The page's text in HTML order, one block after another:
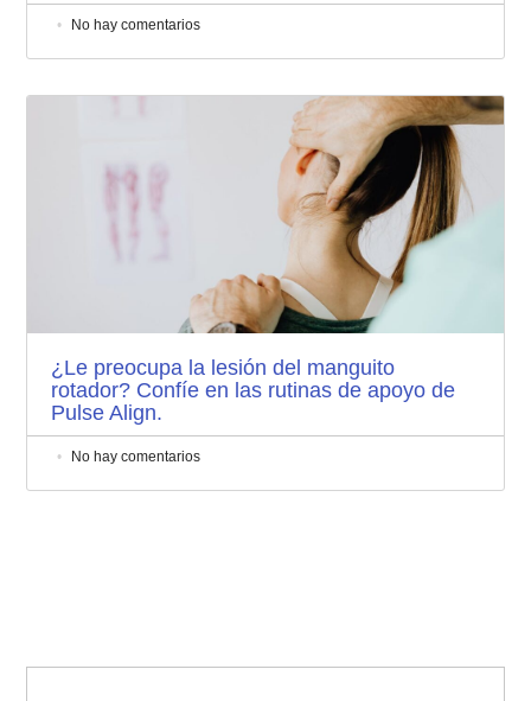
No hay comentarios
¿Le preocupa la lesión del manguito
rotador? Confíe en las rutinas de apoyo de
Pulse Align.
No hay comentarios